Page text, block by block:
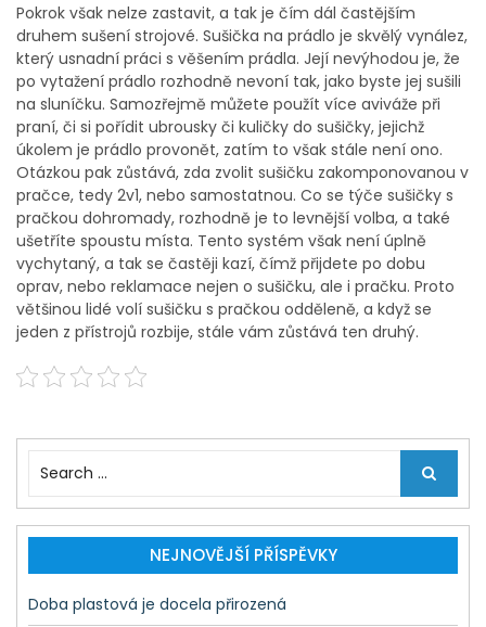
Pokrok však nelze zastavit, a tak je čím dál častějším
druhem sušení strojové. Sušička na prádlo je skvělý vynález,
který usnadní práci s věšením prádla. Její nevýhodou je, že
po vytažení prádlo rozhodně nevoní tak, jako byste jej sušili
na sluníčku. Samozřejmě můžete použít více aviváže při
praní, či si pořídit ubrousky či kuličky do sušičky, jejichž
úkolem je prádlo provonět, zatím to však stále není ono.
Otázkou pak zůstává, zda zvolit sušičku zakomponovanou v
pračce, tedy 2v1, nebo samostatnou. Co se týče sušičky s
pračkou dohromady, rozhodně je to levnější volba, a také
ušetříte spoustu místa. Tento systém však není úplně
vychytaný, a tak se častěji kazí, čímž přijdete po dobu
oprav, nebo reklamace nejen o sušičku, ale i pračku. Proto
většinou lidé volí sušičku s pračkou odděleně, a když se
jeden z přístrojů rozbije, stále vám zůstává ten druhý.
a
r
h
f
NEJNOVĚJŠÍ PŘÍSPĚVKY
Doba plastová je docela přirozená